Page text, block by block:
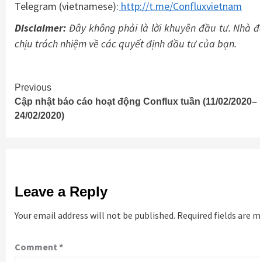
Telegram (vietnamese): http://t.me/Confluxvietnam
Disclaimer: Đây không phải là lời khuyên đầu tư. Nhà
chịu trách nhiệm về các quyết định đầu tư của bạn.
Continue
Reading
Previous
Cập nhật báo cáo hoạt động Conflux tuần (11/02/2020–
24/02/2020)
Leave a Reply
Your email address will not be published. Required fields are
Comment *